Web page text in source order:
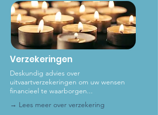
Verzekeringen
Deskundig advies over
uitvaartverzekeringen om uw wensen
financieel te waarborgen...
→ Lees meer over verzekering